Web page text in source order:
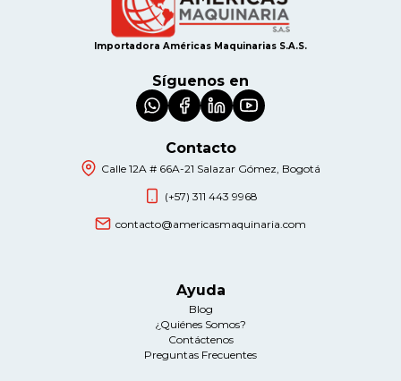
Importadora Américas Maquinarias S.A.S.
Síguenos en
Contacto
Calle 12A # 66A-21 Salazar Gómez, Bogotá
(+57) 311 443 9968
contacto@americasmaquinaria.com
Ayuda
Blog
¿Quiénes Somos?
Contáctenos
Preguntas Frecuentes